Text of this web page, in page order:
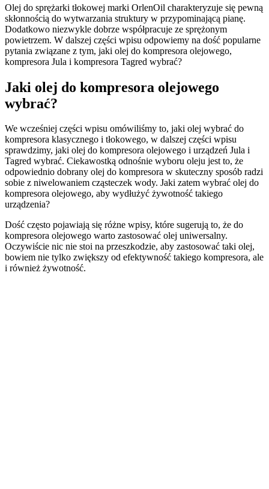
Olej do sprężarki tłokowej marki OrlenOil charakteryzuje się pewną
skłonnością do wytwarzania struktury w przypominającą pianę.
Dodatkowo niezwykle dobrze współpracuje ze sprężonym
powietrzem. W dalszej części wpisu odpowiemy na dość popularne
pytania związane z tym, jaki olej do kompresora olejowego,
kompresora Jula i kompresora Tagred wybrać?
Jaki olej do kompresora olejowego
wybrać?
We wcześniej części wpisu omówiliśmy to, jaki olej wybrać do
kompresora klasycznego i tłokowego, w dalszej części wpisu
sprawdzimy, jaki olej do kompresora olejowego i urządzeń Jula i
Tagred wybrać. Ciekawostką odnośnie wyboru oleju jest to, że
odpowiednio dobrany olej do kompresora w skuteczny sposób radzi
sobie z niwelowaniem cząsteczek wody. Jaki zatem wybrać olej do
kompresora olejowego, aby wydłużyć żywotność takiego
urządzenia?
Dość często pojawiają się różne wpisy, które sugerują to, że do
kompresora olejowego warto zastosować olej uniwersalny.
Oczywiście nic nie stoi na przeszkodzie, aby zastosować taki olej,
bowiem nie tylko zwiększy od efektywność takiego kompresora, ale
i również żywotność.